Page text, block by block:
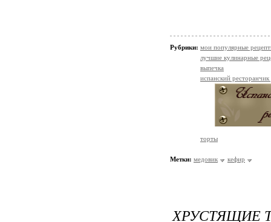
Рубрики: мои популярные
лучшие кулинарные
выпечка
испанский
торты
Метки: медовик кефир
ХРУСТЯЩИЕ